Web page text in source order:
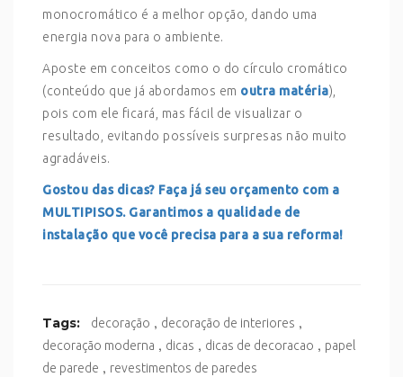
monocromático é a melhor opção, dando uma
energia nova para o ambiente.
Aposte em conceitos como o do círculo cromático
(conteúdo que já abordamos em outra matéria),
pois com ele ficará, mas fácil de visualizar o
resultado, evitando possíveis surpresas não muito
agradáveis.
Gostou das dicas? Faça já seu orçamento com a
MULTIPISOS. Garantimos a qualidade de
instalação que você precisa para a sua reforma!
Tags: decoração , decoração de interiores ,
decoração moderna , dicas , dicas de decoracao , papel
de parede , revestimentos de paredes